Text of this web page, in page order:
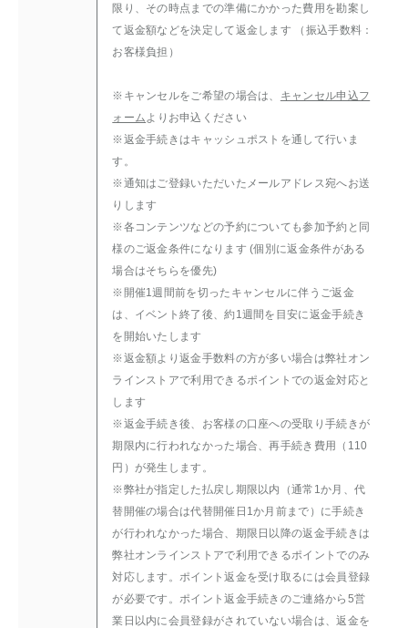
限り、その時点までの準備にかかった費用を勘案し
て返金額などを決定して返金します （振込手数料：
お客様負担）
※キャンセルをご希望の場合は、 キャンセル申込フ
ォームよりお申込ください
※返金手続きはキャッシュポストを通して行いま
す。
※通知はご登録いただいたメールアドレス宛へお送
りします
※各コンテンツなどの予約についても参加予約と同
様のご返金条件になります (個別に返金条件がある
場合はそちらを優先)
※開催1週間前を切ったキャンセルに伴うご返金
は、イベント終了後、約1週間を目安に返金手続き
を開始いたします
※返金額より返金手数料の方が多い場合は弊社オン
ラインストアで利用できるポイントでの返金対応と
します
※返金手続き後、お客様の口座への受取り手続きが
期限内に行われなかった場合、再手続き費用（110
円）が発生します。
※弊社が指定した払戻し期限以内（通常1か月、代
替開催の場合は代替開催日1か月前まで）に手続き
が行われなかった場合、期限日以降の返金手続きは
弊社オンラインストアで利用できるポイントでのみ
対応します。ポイント返金を受け取るには会員登録
が必要です。ポイント返金手続きのご連絡から5営
業日以内に会員登録がされていない場合は、返金を